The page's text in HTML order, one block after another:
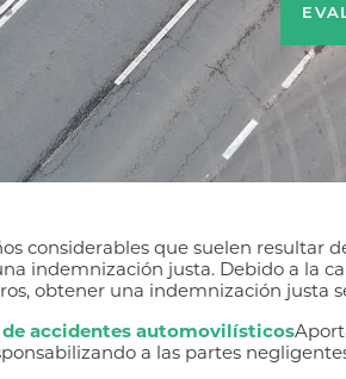
considerables que suelen resultar
indemnización justa. Debido a la
obtener una indemnización justa
accidentes automovilísticos
a las partes